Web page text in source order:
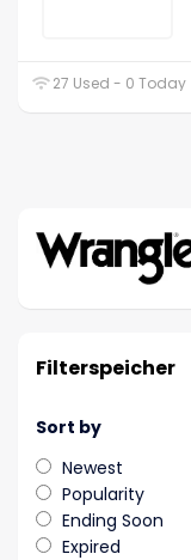
27 Used - 0 Today
Filterspeicher
Sort by
Newest
Popularity
Ending Soon
Expired